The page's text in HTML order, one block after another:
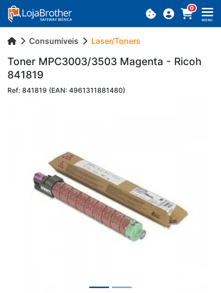
0
MENU
Consumíveis Laser/Toners
Toner MPC3003/3503 Ma­genta - Ricoh
841819
Ref: 841819 (EAN: 4961311881480)
Previous